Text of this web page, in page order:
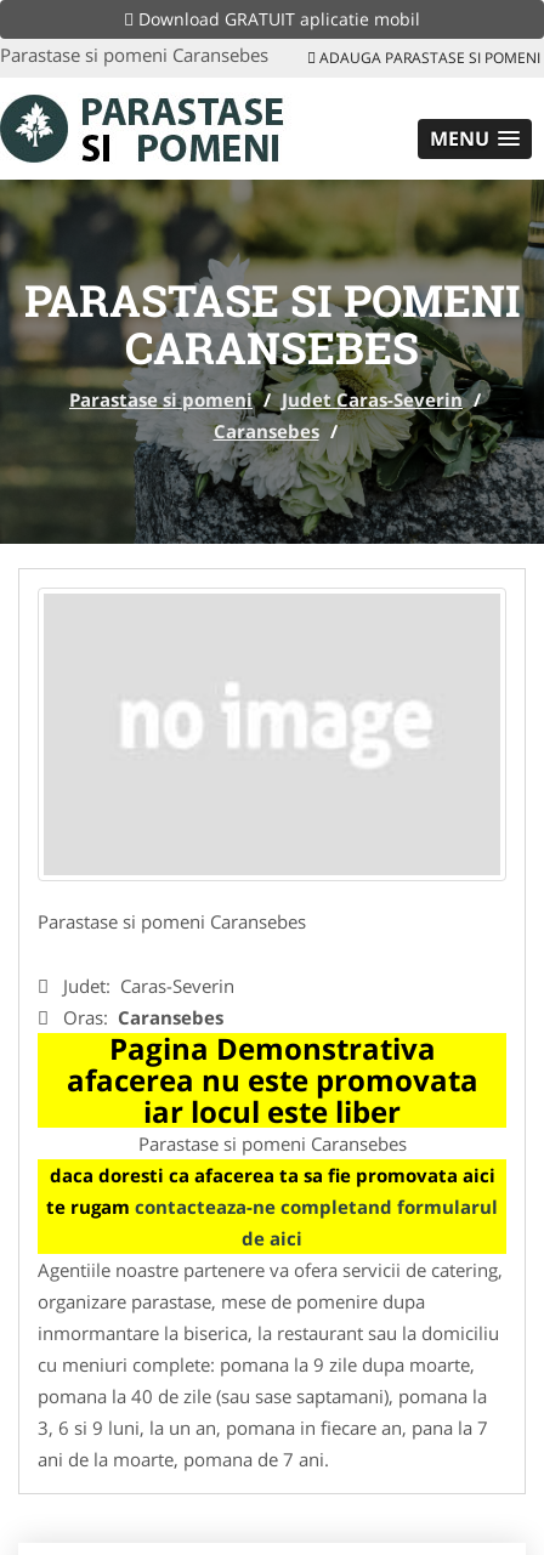
Download GRATUIT aplicatie mobil
Parastase si pomeni Caransebes ADAUGA PARASTASE SI POMENI
MENU
PARASTASE SI POMENI
CARANSEBES
Parastase si pomeni / Judet Caras-Severin /
Caransebes /
Parastase si pomeni Caransebes
Judet: Caras-Severin
Oras: Caransebes
Pagina Demonstrativa
afacerea nu este promovata
iar locul este liber
Parastase si pomeni Caransebes
daca doresti ca afacerea ta sa fie promovata aici
te rugam contacteaza-ne completand formularul
de aici
Agentiile noastre partenere va ofera servicii de catering,
organizare parastase, mese de pomenire dupa
inmormantare la biserica, la restaurant sau la domiciliu
cu meniuri complete: pomana la 9 zile dupa moarte,
pomana la 40 de zile (sau sase saptamani), pomana la
3, 6 si 9 luni, la un an, pomana in fiecare an, pana la 7
ani de la moarte, pomana de 7 ani.